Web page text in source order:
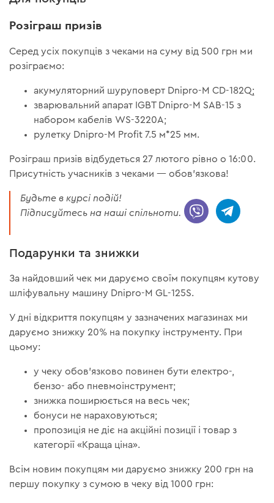
Розіграш призів
Серед усіх покупців з чеками на суму від 500 грн ми
розіграємо:
акумуляторний шуруповерт Dnipro-M CD-182Q;
зварювальний апарат IGBT Dnipro-M SAB-15 з
набором кабелів WS-3220A;
рулетку Dnipro-M Profit 7.5 м*25 мм.
Розіграш призів відбудеться 27 лютого рівно о 16:00.
Присутність учасників з чеками — обов'язкова!
Будьте в курсі подій!
Підписуйтесь на наші спільноти.
Подарунки та знижки
За найдовший чек ми даруємо своїм покупцям кутову
шліфувальну машину Dnipro-M GL-125S.
У дні відкриття покупцям у зазначених магазинах ми
даруємо знижку 20% на покупку інструменту. При
цьому:
у чеку обов'язково повинен бути електро-,
бензо- або пневмоінструмент;
знижка поширюється на весь чек;
бонуси не нараховуються;
пропозиція не діє на акційні позиції і товар з
категорії «Краща ціна».
Всім новим покупцям ми даруємо знижку 200 грн на
першу покупку з сумою в чеку від 1000 грн: